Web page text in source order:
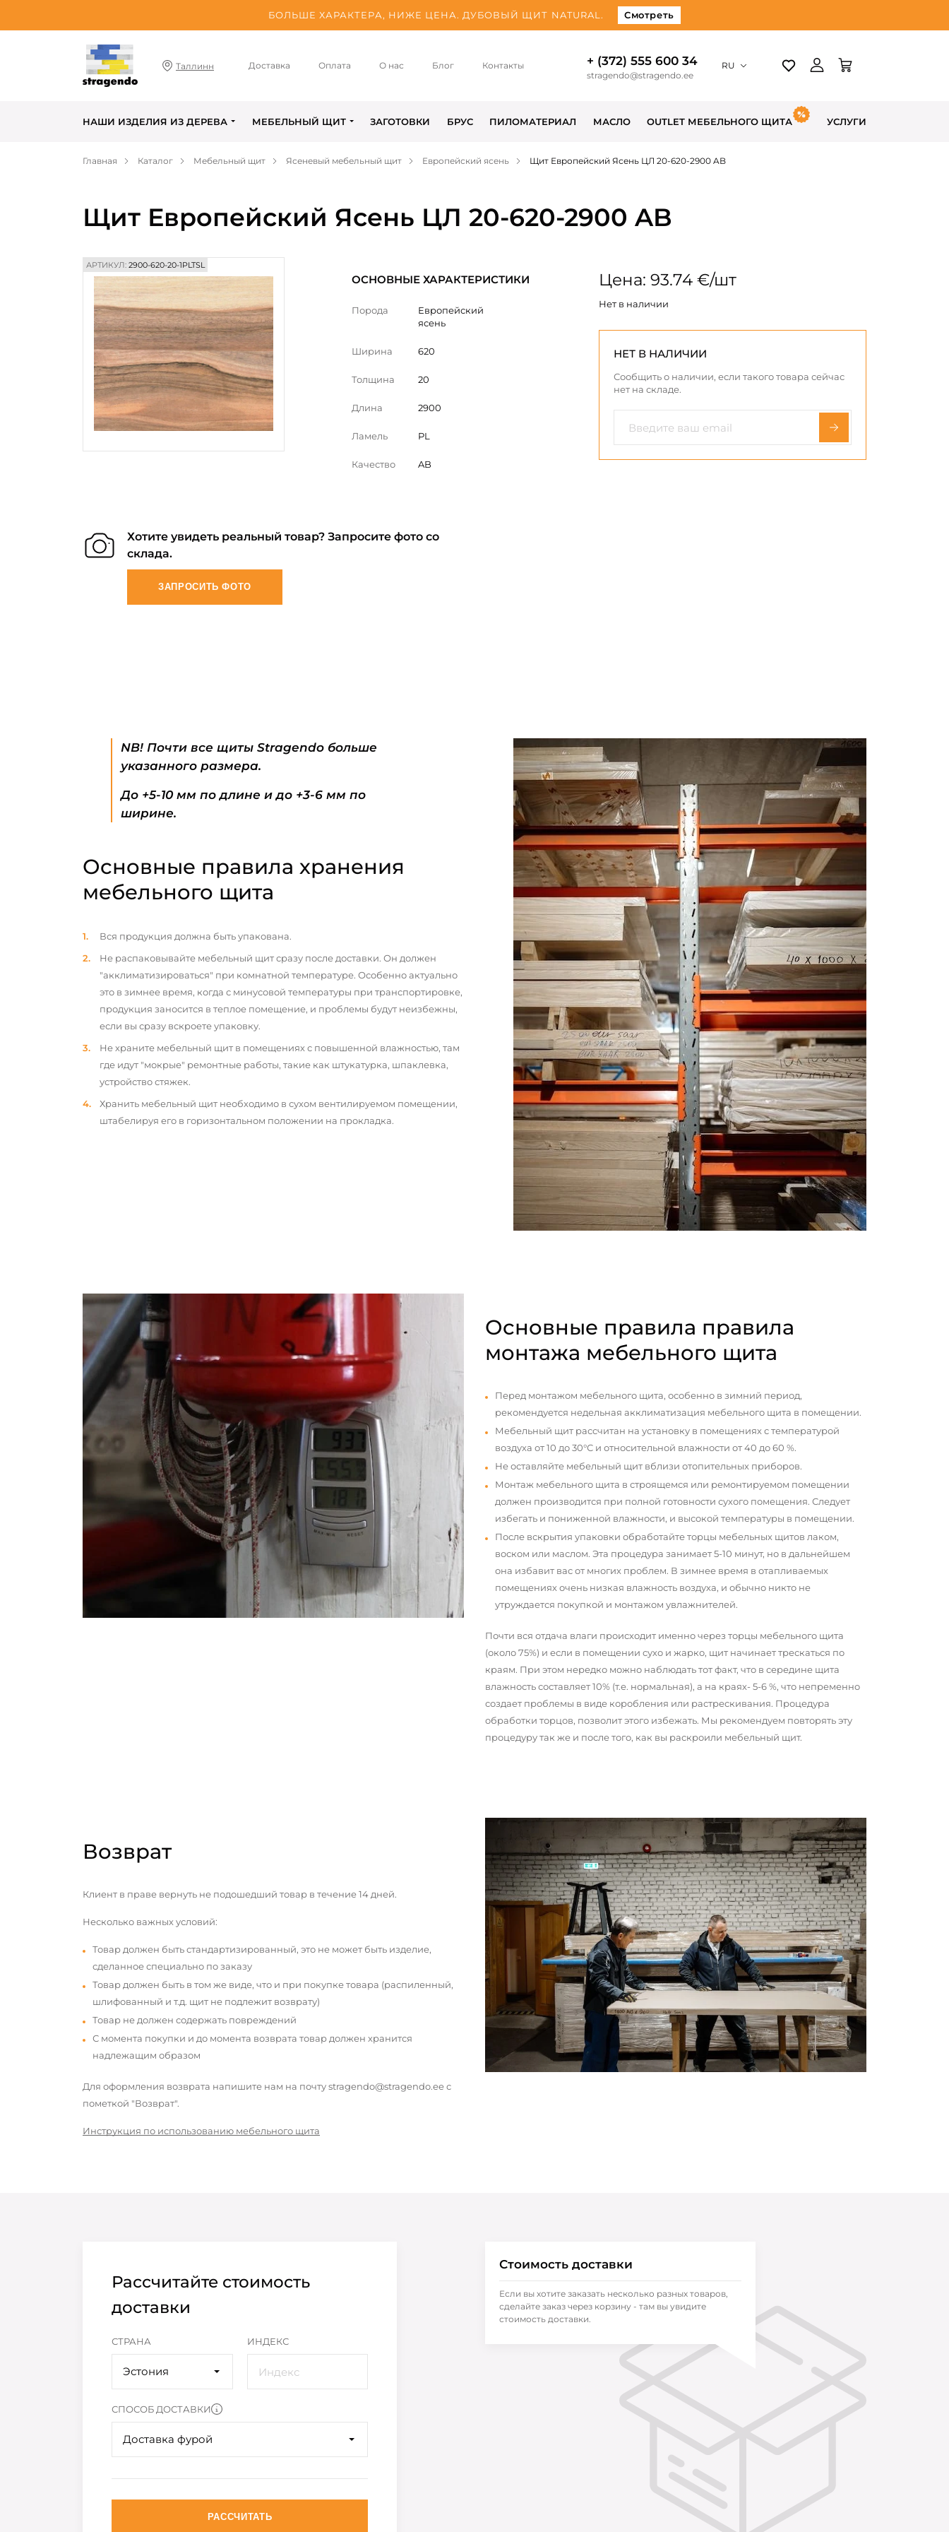
БОЛЬШЕ ХАРАКТЕРА, НИЖЕ ЦЕНА. ДУБОВЫЙ ЩИТ NATURAL. Смотреть
Таллинн Доставка Оплата О нас Блог Контакты + (372) 555 600 34
stragendo@stragendo.ee
RU
НАШИ ИЗДЕЛИЯ ИЗ ДЕРЕВА МЕБЕЛЬНЫЙ ЩИТ ЗАГОТОВКИ БРУС ПИЛОМАТЕРИАЛ МАСЛО OUTLET МЕБЕЛЬНОГО ЩИТА УСЛУГИ
Главная Каталог Мебельный щит Ясеневый мебельный щит Европейский ясень Щит Европейский Ясень ЦЛ 20-620-2900 AB
Щит Европейский Ясень ЦЛ 20-620-2900 AB
АРТИКУЛ: 2900-620-20-1PLTSL
ОСНОВНЫЕ ХАРАКТЕРИСТИКИ
Порода
Европейский
ясень
Ширина 620
Толщина 20
Длина 2900
Ламель PL
Качество AB
Цена: 93.74 €/шт
Нет в наличии
НЕТ В НАЛИЧИИ
Сообщить о наличии, если такого товара сейчас
нет на складе.
Хотите увидеть реальный товар? Запросите фото со
склада.
ЗАПРОСИТЬ ФОТО
NB! Почти все щиты Stragendo больше
указанного размера.
До +5-10 мм по длине и до +3-6 мм по
ширине.
Основные правила хранения
мебельного щита
Вся продукция должна быть упакована.
Не распаковывайте мебельный щит сразу после доставки. Он должен
"акклиматизироваться" при комнатной температуре. Особенно актуально
это в зимнее время, когда с минусовой температуры при транспортировке,
продукция заносится в теплое помещение, и проблемы будут неизбежны,
если вы сразу вскроете упаковку.
Не храните мебельный щит в помещениях с повышенной влажностью, там
где идут "мокрые" ремонтные работы, такие как штукатурка, шпаклевка,
устройство стяжек.
Хранить мебельный щит необходимо в сухом вентилируемом помещении,
штабелируя его в горизонтальном положении на прокладка.
Основные правила правила
монтажа мебельного щита
Перед монтажом мебельного щита, особенно в зимний период,
рекомендуется недельная акклиматизация мебельного щита в помещении.
Мебельный щит рассчитан на установку в помещениях с температурой
воздуха от 10 до 30°С и относительной влажности от 40 до 60 %.
Не оставляйте мебельный щит вблизи отопительных приборов.
Монтаж мебельного щита в строящемся или ремонтируемом помещении
должен производится при полной готовности сухого помещения. Следует
избегать и пониженной влажности, и высокой температуры в помещении.
После вскрытия упаковки обработайте торцы мебельных щитов лаком,
воском или маслом. Эта процедура занимает 5-10 минут, но в дальнейшем
она избавит вас от многих проблем. В зимнее время в отапливаемых
помещениях очень низкая влажность воздуха, и обычно никто не
утруждается покупкой и монтажом увлажнителей.
Почти вся отдача влаги происходит именно через торцы мебельного щита
(около 75%) и если в помещении сухо и жарко, щит начинает трескаться по
краям. При этом нередко можно наблюдать тот факт, что в середине щита
влажность составляет 10% (т.е. нормальная), а на краях- 5-6 %, что непременно
создает проблемы в виде коробления или растрескивания. Процедура
обработки торцов, позволит этого избежать. Мы рекомендуем повторять эту
процедуру так же и после того, как вы раскроили мебельный щит.
Возврат
Клиент в праве вернуть не подошедший товар в течение 14 дней.
Несколько важных условий:
Товар должен быть стандартизированный, это не может быть изделие,
сделанное специально по заказу
Товар должен быть в том же виде, что и при покупке товара (распиленный,
шлифованный и т.д. щит не подлежит возврату)
Товар не должен содержать повреждений
С момента покупки и до момента возврата товар должен хранится
надлежащим образом
Для оформления возврата напишите нам на почту stragendo@stragendo.ee с
пометкой "Возврат".
Инструкция по использованию мебельного щита
Рассчитайте стоимость
доставки
СТРАНА
Эстония
ИНДЕКС
СПОСОБ ДОСТАВКИ
Доставка фурой
РАССЧИТАТЬ
Стоимость доставки
Если вы хотите заказать несколько разных товаров,
сделайте заказ через корзину - там вы увидите
стоимость доставки.